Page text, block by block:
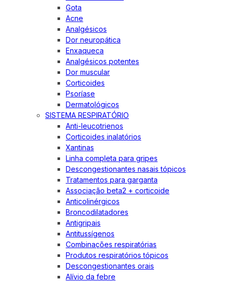
Gota
Acne
Analgésicos
Dor neuropática
Enxaqueca
Analgésicos potentes
Dor muscular
Corticoides
Psoríase
Dermatológicos
SISTEMA RESPIRATÓRIO
Anti-leucotrienos
Corticoides inalatórios
Xantinas
Linha completa para gripes
Descongestionantes nasais tópicos
Tratamentos para garganta
Associação beta2 + corticoide
Anticolinérgicos
Broncodilatadores
Antigripais
Antitussígenos
Combinações respiratórias
Produtos respiratórios tópicos
Descongestionantes orais
Alívio da febre